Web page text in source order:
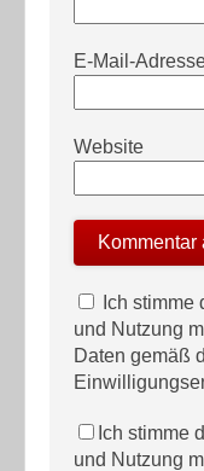
E-Mail-
Website
Ich stimme
und Nutzung
Daten gemäß
Ich stimme
und Nutzung